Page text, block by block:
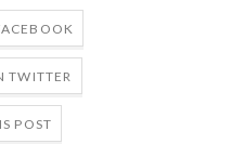
TWITTER
POST